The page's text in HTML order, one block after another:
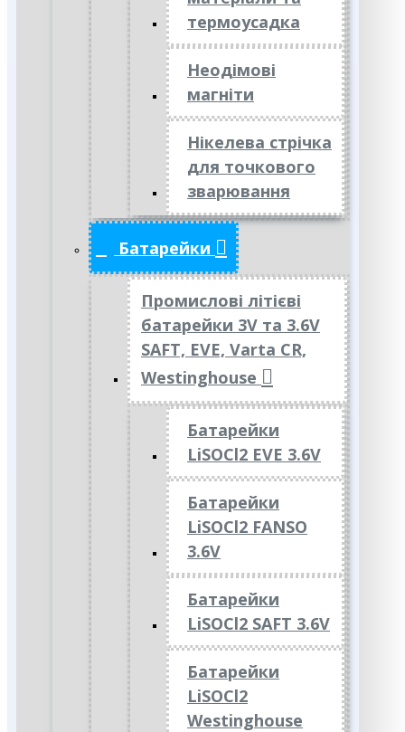
термоусадка
Неодімові
магніти
Нікелева стрічка
для точкового
зварювання
Батарейки
Промислові літієві
батарейки 3V та 3.6V
SAFT, EVE, Varta CR,
Westinghouse
Батарейки
LiSOCl2 EVE 3.6V
Батарейки
LiSOCl2 FANSO
3.6V
Батарейки
LiSOCl2 SAFT 3.6V
Батарейки
LiSOCl2
Westinghouse